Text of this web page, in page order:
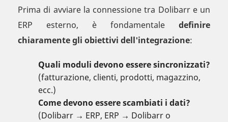
Prima di avviare la connessione tra Dolibarr e un
ERP esterno, è fondamentale definire
chiaramente gli obiettivi dell'integrazione:
Quali moduli devono essere sincronizzati?
(fatturazione, clienti, prodotti, magazzino,
ecc.)
Come devono essere scambiati i dati?
(Dolibarr → ERP, ERP → Dolibarr o